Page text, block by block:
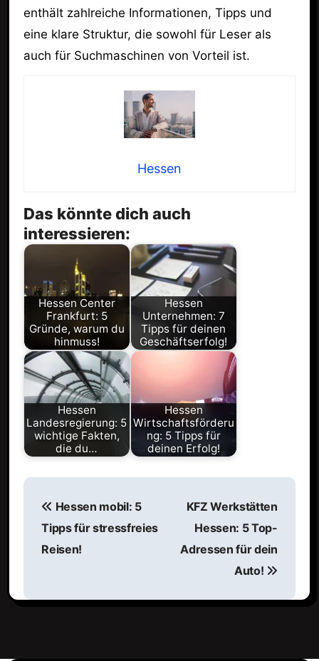
enthält zahlreiche Informationen, Tipps und
eine klare Struktur, die sowohl für Leser als
auch für Suchmaschinen von Vorteil ist.
Hessen
Das könnte dich auch
interessieren:
Hessen Center
Frankfurt: 5
Gründe, warum du
hinmuss!
Hessen
Unternehmen: 7
Tipps für deinen
Geschäftserfolg!
Hessen
Landesregierung: 5
wichtige Fakten,
die du…
Hessen
Wirtschaftsförderu
ng: 5 Tipps für
deinen Erfolg!
B
a
Hessen mobil: 5
Tipps für stressfreies
Reisen!
KFZ Werkstätten
Hessen: 5 Top-
Adressen für dein
Auto!